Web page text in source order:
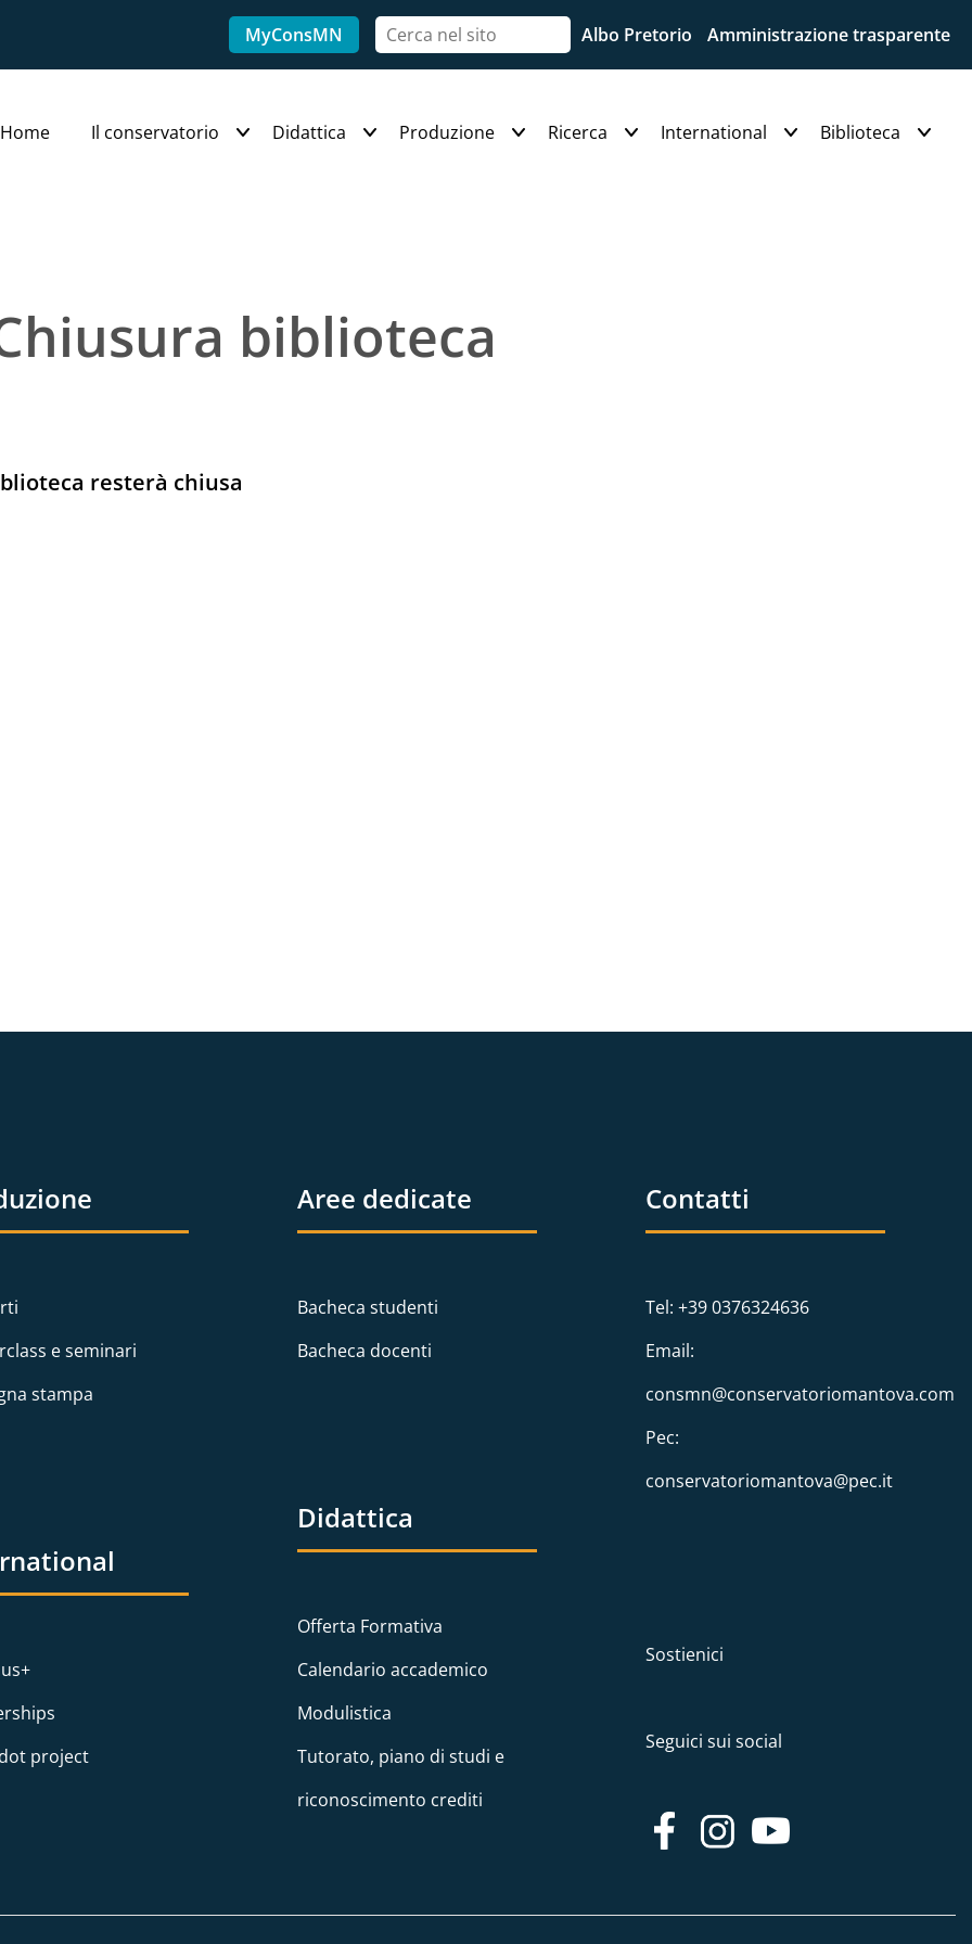
Albo Pretorio Amministrazione trasparente
MyConsMN
Home Il conservatorio Didattica Produzione Ricerca International Biblioteca
biblioteca
resterà chiusa
e seminari
stampa
project
Aree dedicate
Bacheca studenti
Bacheca docenti
Didattica
Offerta Formativa
Calendario accademico
Modulistica
Tutorato, piano di studi e
riconoscimento crediti
Contatti
Tel: +39 0376324636
Email:
consmn@conservatoriomantova.com
Pec:
conservatoriomantova@pec.it
Sostienici
Seguici sui social